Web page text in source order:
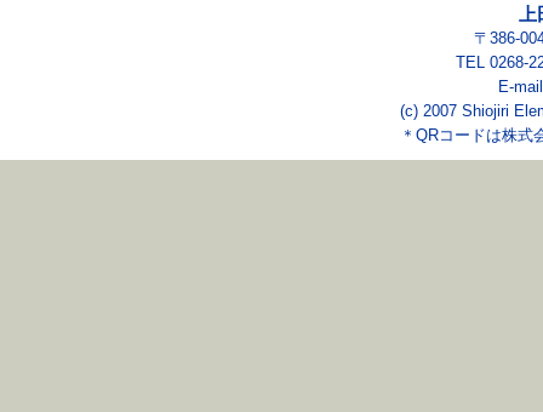
〒386-
TEL 0268-
E-
(c) 2007 Shiojiri
＊QRコードは株式